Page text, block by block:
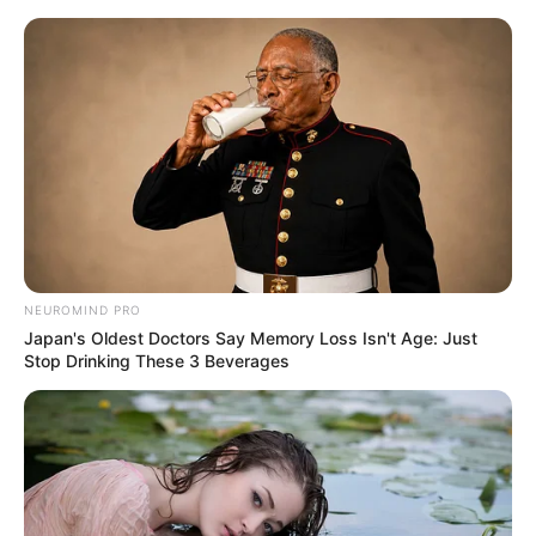
Po Batmanie czas na Człowieka-
Zagadkę. Posłuchajcie motywu
muzycznego z nowego filmu
Mateusz Zaczyk 4 lutego 2022
NEUROMIND PRO
Japan's Oldest Doctors Say Memory Loss Isn't Age: Just
Stop Drinking These 3 Beverages